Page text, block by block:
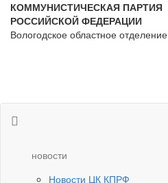
КОММУНИСТИЧЕСКАЯ ПАРТИЯ
РОССИЙСКОЙ ФЕДЕРАЦИИ
Вологодское областное отделение
новости
Новости ЦК КПРФ